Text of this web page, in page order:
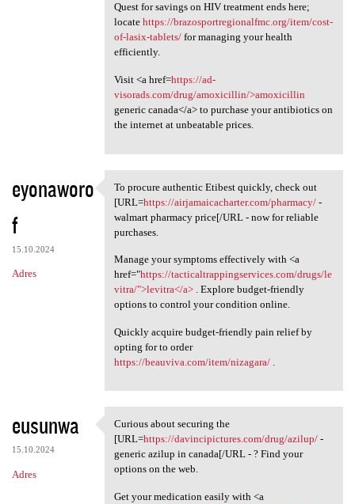
Quest for savings on HIV treatment ends here;
locate https://brazosportregionalfmc.org/item/cost-
of-lasix-tablets/for managing your health
efficiently.
Visit <a href=https://ad-
visorads.com/drug/amoxicillin/>amoxicillin
generic canada</a> to purchase your antibiotics on
the internet at unbeatable prices.
eyonaworo
f
15.10.2024
Adres
To procure authentic Etibest
To procure authentic Etibest quickly, check out
[URL=https://airjamaicacharter.com/pharmacy/-
walmart pharmacy price[/URL - now for reliable
purchases.
Manage your symptoms effectively with <a
href="https://tacticaltrappingservices.com/drugs/le
vitra/">levitra</a>. Explore budget-friendly
options to control your condition online.
Quickly acquire budget-friendly pain relief by
opting for to order
https://beauviva.com/item/nizagara/.
eusunwa
15.10.2024
Adres
Curious about securing the
Curious about securing the
[URL=https://davincipictures.com/drug/azilup/-
generic azilup in canada[/URL - ? Find your
options on the web.
Get your medication easily with <a